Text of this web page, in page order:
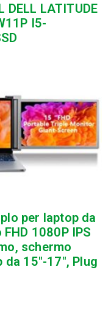
DELL LATITUDE
I5-
per laptop da
1080P IPS
schermo
15″-17″, Plug